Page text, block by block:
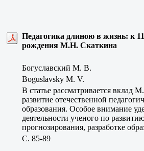
Педагогика длиною в жизнь: к
рождения М.Н. Скаткина
Богуславский М. В.
Boguslavsky M. V.
В статье рассматривается вклад
развитие отечественной
образования. Особое внимание
деятельности ученого по
прогнозирования, разработке
C. 85-89